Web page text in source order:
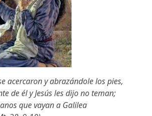
acercaron y abrazándole los pies,
de él y Jesús les dijo no teman;
que vayan a Galilea